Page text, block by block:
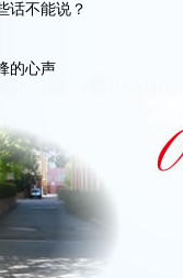
话不能说？
的心声